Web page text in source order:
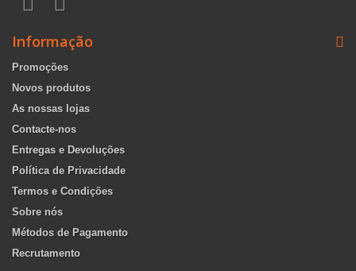
Informação
Promoções
Novos produtos
As nossas lojas
Contacte-nos
Entregas e Devoluções
Política de Privacidade
Termos e Condições
Sobre nós
Métodos de Pagamento
Recrutamento